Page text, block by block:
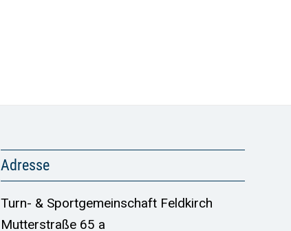
Adresse
Turn- & Sportgemeinschaft Feldkirch
Mutterstraße 65 a